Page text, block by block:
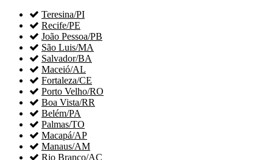
 Teresina/PI
 Recife/PE
 João Pessoa/PB
 São Luis/MA
 Salvador/BA
 Maceió/AL
 Fortaleza/CE
 Porto Velho/RO
 Boa Vista/RR
 Belém/PA
 Palmas/TO
 Macapá/AP
 Manaus/AM
 Rio Branco/AC